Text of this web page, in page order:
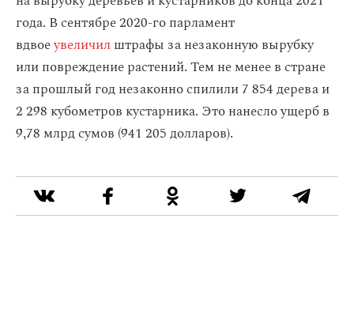
года. В сентябре 2020-го парламент
вдвоеувеличил штрафы за незаконную вырубку
или повреждение растений. Тем не менее в стране
за прошлый год незаконно спилили 7 854 дерева и
2 298 кубометров кустарника. Это нанесло ущерб в
9,78 млрд сумов (941 205 долларов).